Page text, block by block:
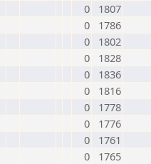
0
1807
0
1786
0
1802
0
1828
0
1836
0
1816
0
1778
0
1776
0
1761
0
1765